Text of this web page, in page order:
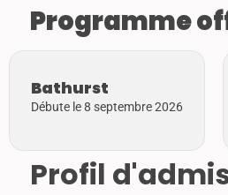
Programme
Bathurst
Débute le 8 septembre 2026
Profil